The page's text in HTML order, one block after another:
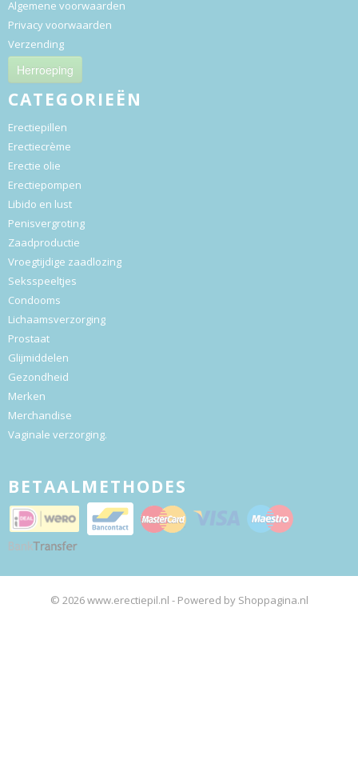
Algemene voorwaarden
Privacy voorwaarden
Verzending
Herroeping
CATEGORIEËN
Erectiepillen
Erectiecrème
Erectie olie
Erectiepompen
Libido en lust
Penisvergroting
Zaadproductie
Vroegtijdige zaadlozing
Seksspeeltjes
Condooms
Lichaamsverzorging
Prostaat
Glijmiddelen
Gezondheid
Merken
Merchandise
Vaginale verzorging.
BETAALMETHODES
© 2026 www.erectiepil.nl - Powered by Shoppagina.nl